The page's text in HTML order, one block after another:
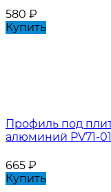
580 ₽
Купить
Профиль под
алюминий PV71-
665 ₽
Купить